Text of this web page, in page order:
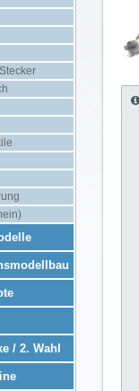
/ 2. Wahl